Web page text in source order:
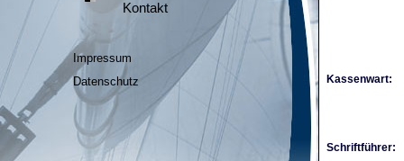
Kontakt
Impressum
Datenschutz
Kassenwart:
Schriftführer: